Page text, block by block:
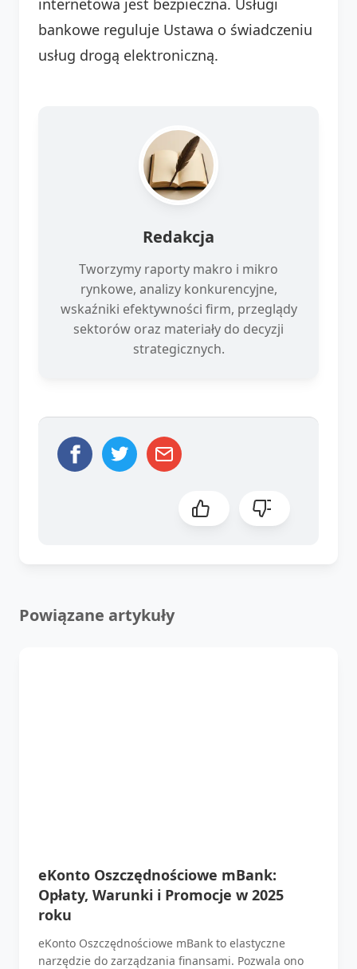
bankowe reguluje Ustawa o świadczeniu
usług drogą elektroniczną.
Redakcja
Tworzymy raporty makro i mikro
rynkowe, analizy konkurencyjne,
wskaźniki efektywności firm, przeglądy
sektorów oraz materiały do decyzji
strategicznych.
Powiązane artykuły
eKonto Oszczędnościowe mBank:
Opłaty, Warunki i Promocje w 2025
roku
eKonto Oszczędnościowe mBank to elastyczne
narzędzie do zarządzania finansami. Pozwala ono